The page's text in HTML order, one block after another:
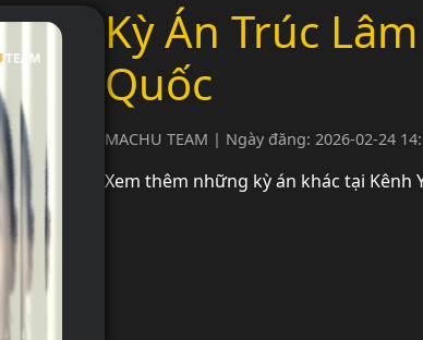
Kỳ Án Trúc
Quốc
MACHU TEAM | Ngày đăng: 2026-02-24
Xem thêm những kỳ án khác tại Kênh